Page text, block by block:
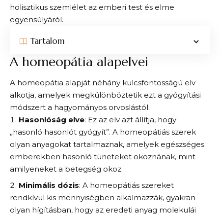
holisztikus szemlélet az emberi test és elme
egyensúlyáról.
Tartalom
A homeopátia alapelvei
A homeopátia alapját néhány kulcsfontosságú elv
alkotja, amelyek megkülönböztetik ezt a gyógyítási
módszert a hagyományos orvoslástól:
Hasonlóság elve: Ez az elv azt állítja, hogy
„hasonló hasonlót gyógyít”. A homeopátiás szerek
olyan anyagokat tartalmaznak, amelyek egészséges
emberekben hasonló tüneteket okoznának, mint
amilyeneket a betegség okoz.
Minimális dózis: A homeopátiás szereket
rendkívül kis mennyiségben alkalmazzák, gyakran
olyan hígításban, hogy az eredeti anyag molekulái